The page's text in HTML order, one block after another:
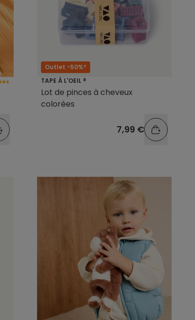
Outlet -50%*
TAPE À L'OEIL ®
Lot de pinces à cheveux
colorées
7,99 €